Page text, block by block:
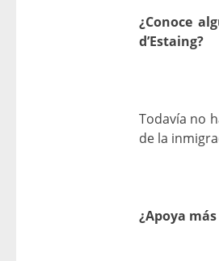
¿Conoce
d’Estaing?
Todavía no
de la
¿Apoya